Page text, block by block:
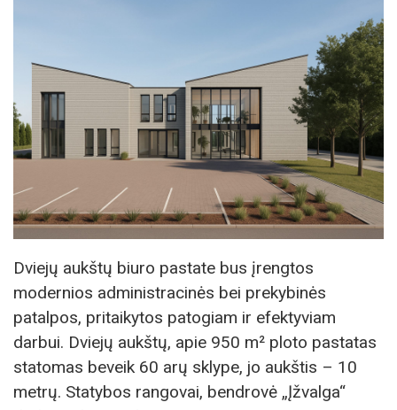
Dviejų aukštų biuro pastate bus įrengtos
modernios administracinės bei prekybinės
patalpos, pritaikytos patogiam ir efektyviam
darbui. Dviejų aukštų, apie 950 m² ploto pastatas
statomas beveik 60 arų sklype, jo aukštis – 10
metrų. Statybos rangovai, bendrovė „Įžvalga“